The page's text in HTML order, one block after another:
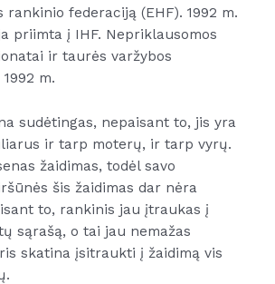
rankinio federaciją (EHF). 1992 m.
priimta į IHF. Nepriklausomos
ir taurės varžybos
1992 m.
sudėtingas, nepaisant to, jis yra
ir tarp moterų, ir tarp vyrų.
žaidimas, todėl savo
šis žaidimas dar nėra
to, rankinis jau įtraukas į
sąrašą, o tai jau nemažas
skatina įsitraukti į žaidimą vis